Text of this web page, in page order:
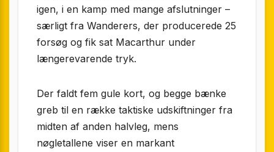
igen, i en kamp med mange afslutninger –
særligt fra Wanderers, der producerede 25
forsøg og fik sat Macarthur under
længerevarende tryk.
Der faldt fem gule kort, og begge bænke
greb til en række taktiske udskiftninger fra
midten af anden halvleg, mens
nøgletallene viser en markant